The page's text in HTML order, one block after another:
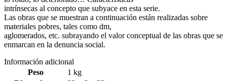
intrínsecas al concepto que subyace en esta serie.
Las obras que se muestran a continuación están realizadas sobre
materiales pobres, tales como dm,
aglomerados, etc. subrayando el valor conceptual de las obras que se
enmarcan en la denuncia social.
Información adicional
Peso
1 kg